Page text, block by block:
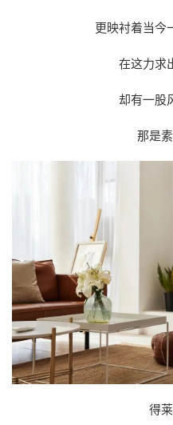
更映衬着当今
在这力求
却有一股
那是
得